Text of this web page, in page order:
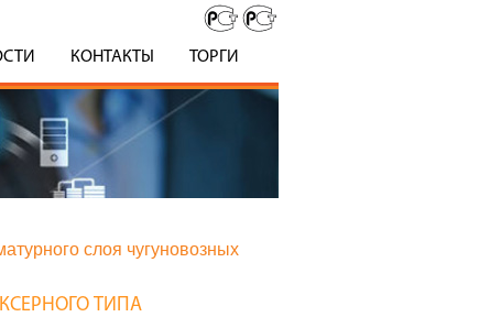
КОНТАКТЫ ТОРГИ
слоя чугуновозных
ТИПА